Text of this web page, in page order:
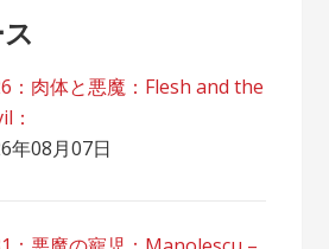
：肉体と悪魔：Flesh and the
：
年08月07日